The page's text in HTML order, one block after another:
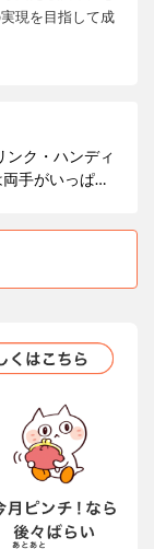
現を目指して成
ンク・ハンディ
手がいっぱ
ルトがあれば
想の日傘をご